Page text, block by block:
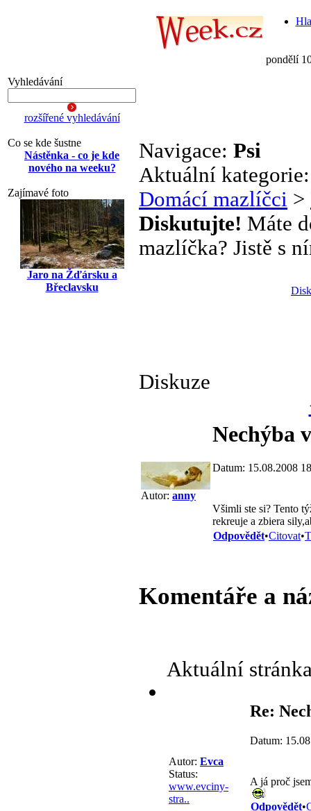
pondělí
Vyhledávání
rozšířené vyhledávání
Co se kde šustne
Nástěnka - co je kde
nového na weeku?
Zajímavé foto
Jaro na Žďársku a
Břeclavsku
Navigace: Psi
Aktuální
Domácí mazlíčci >
Diskutujte! Máte
mazlíčka? Jistě s
Diskuze
Autor: anny
Nechýba
Datum: 15.08.2008
Všimli ste si? Tento
rekreuje a zbiera
Odpovědět•Citovat•
Komentáře a
Aktuální
Autor: Evca
Status:
www.evciny-
stra..
Re:
Datum:
A já proč
Odpovědět•